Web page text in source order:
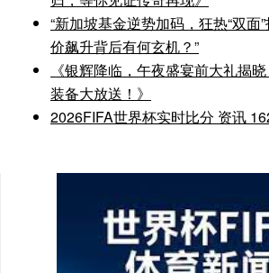
“新加坡基金逆势加码，狂热“双面
价飙升背后有何玄机？”
《银辉降临，午夜盛宴前大礼揭
装备大放送！》
2026FIFA世界杯实时比分 资讯